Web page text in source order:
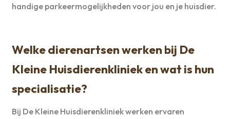
handige parkeermogelijkheden voor jou en je huisdier.
Welke dierenartsen werken bij De
Kleine Huisdierenkliniek en wat is hun
specialisatie?
Bij De Kleine Huisdierenkliniek werken ervaren